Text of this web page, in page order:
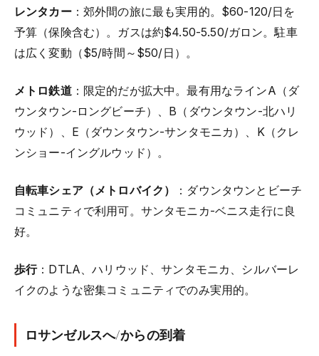
レンタカー：郊外間の旅に最も実用的。$60-120/日を
予算（保険含む）。ガスは約$4.50-5.50/ガロン。駐車
は広く変動（$5/時間～$50/日）。
メトロ鉄道：限定的だが拡大中。最有用なラインA（ダ
ウンタウン-ロングビーチ）、B（ダウンタウン-北ハリ
ウッド）、E（ダウンタウン-サンタモニカ）、K（クレ
ンショー-イングルウッド）。
自転車シェア（メトロバイク）
：ダウンタウンとビーチ
コミュニティで利用可。サンタモニカ-ベニス走行に良
好。
歩行：DTLA、ハリウッド、サンタモニカ、シルバーレ
イクのような密集コミュニティでのみ実用的。
ロサンゼルスへ/からの到着